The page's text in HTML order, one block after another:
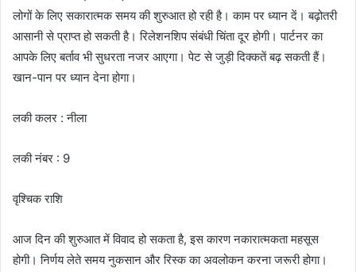
लोगों के लिए सकारात्मक समय की शुरुआत हो रही है। काम पर ध्यान दें। बढ़ोतरी
आसानी से प्राप्त हो सकती है। रिलेशनशिप संबंधी चिंता दूर होगी। पार्टनर का
आपके लिए बर्ताव भी सुधरता नजर आएगा। पेट से जुड़ी दिक्कतें बढ़ सकती हैं।
खान-पान पर ध्यान देना होगा।
लकी कलर : नीला
लकी नंबर : 9
वृश्चिक राशि
आज दिन की शुरुआत में विवाद हो सकता है, इस कारण नकारात्मकता महसूस
होगी। निर्णय लेते समय नुकसान और रिस्क का अवलोकन करना जरूरी होगा।